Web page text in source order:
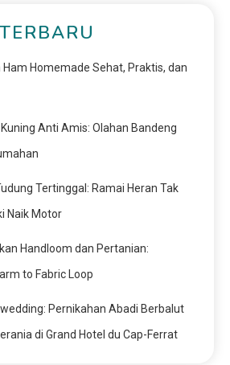
Ham Homemade Sehat, Praktis, dan
Anti Amis: Olahan Bandeng
Tertinggal: Ramai Heran Tak
Naik Motor
Handloom dan Pertanian:
to Fabric Loop
Pernikahan Abadi Berbalut
di Grand Hotel du Cap-Ferrat